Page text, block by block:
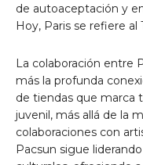
de autoaceptación y
Hoy, Paris se refiere al
La colaboración entre
más la profunda
de tiendas que marca
juvenil, más allá de la
colaboraciones con
Pacsun sigue